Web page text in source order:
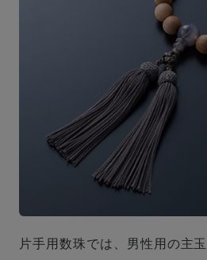
片手用数珠では、男性用の主